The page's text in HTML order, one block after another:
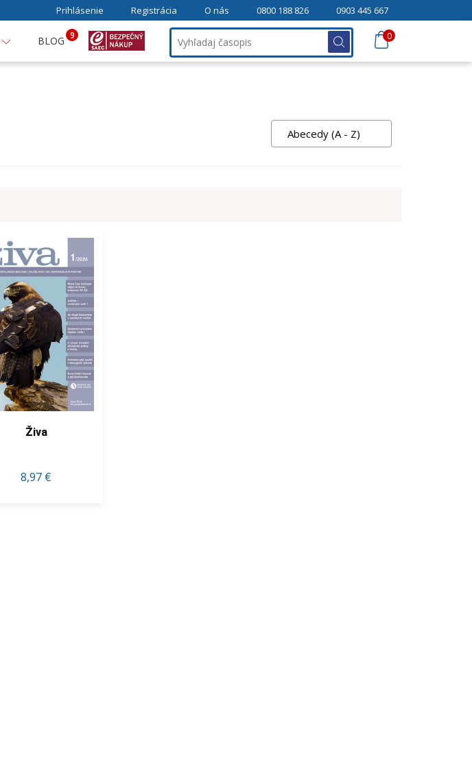
Prihlásenie Registrácia O nás 0800 188 826 0903 445 667
BLOG 9 0
Abecedy (A - Z)
Živa
8,97 €